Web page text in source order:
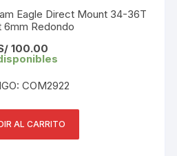
Eagle Direct Mount 34-36T
6mm Redondo
100.00
COM2922
AL CARRITO